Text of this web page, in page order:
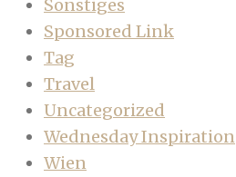
Sonstiges
Sponsored Link
Tag
Travel
Uncategorized
Wednesday Inspiration
Wien